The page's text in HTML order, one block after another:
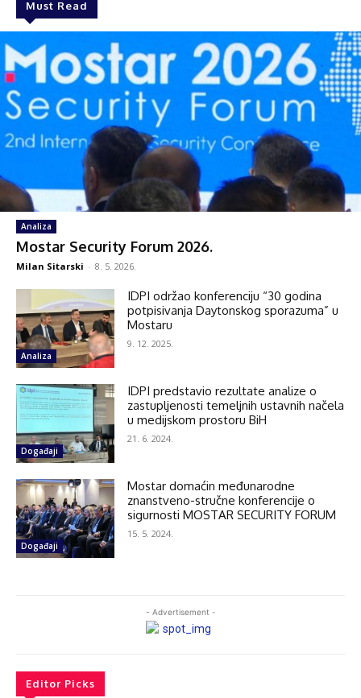
Must Read
Analiza
Mostar Security Forum 2026.
Milan Sitarski - 8. 5. 2026.
Analiza
IDPI održao konferenciju “30 godina
potpisivanja Daytonskog sporazuma” u
Mostaru
9. 12. 2025.
Događaji
IDPI predstavio rezultate analize o
zastupljenosti temeljnih ustavnih načela
u medijskom prostoru BiH
21. 6. 2024.
Događaji
Mostar domaćin međunarodne
znanstveno-stručne konferencije o
sigurnosti MOSTAR SECURITY FORUM
15. 5. 2024.
- Advertisement -
Editor Picks